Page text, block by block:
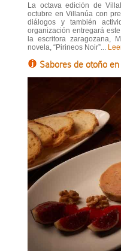
La octava edición de
octubre en Villanúa con
diálogos y también
organización entregará
la escritora zaragozana,
novela, “Pirineos Noir”...
Sabores de otoño